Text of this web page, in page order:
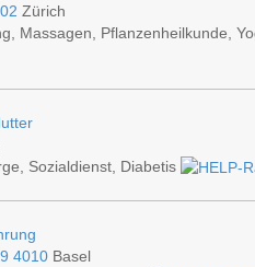
Zürich
Massagen, Pflanzenheilkunde,
Sozialdienst, Diabetis
4010 Basel